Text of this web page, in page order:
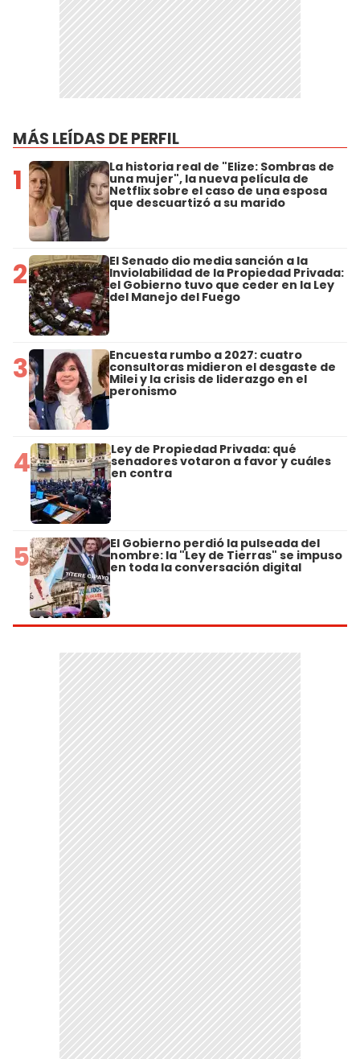
MÁS LEÍDAS DE PERFIL
1 La historia real de "Elize: Sombras de
una mujer", la nueva película de
Netflix sobre el caso de una esposa
que descuartizó a su marido
2 El Senado dio media sanción a la
Inviolabilidad de la Propiedad Privada:
el Gobierno tuvo que ceder en la Ley
del Manejo del Fuego
3 Encuesta rumbo a 2027: cuatro
consultoras midieron el desgaste de
Milei y la crisis de liderazgo en el
peronismo
4 Ley de Propiedad Privada: qué
senadores votaron a favor y cuáles
en contra
5 El Gobierno perdió la pulseada del
nombre: la "Ley de Tierras" se impuso
en toda la conversación digital